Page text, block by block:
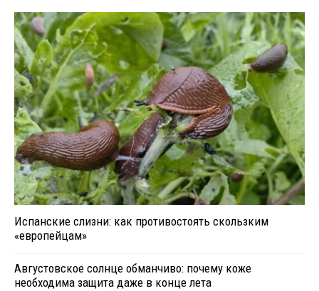
Испанские слизни: как противостоять скользким
«европейцам»
Августовское солнце обманчиво: почему коже
необходима защита даже в конце лета